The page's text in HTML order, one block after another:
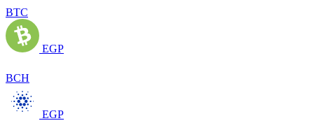
BTC
EGP
BCH
EGP